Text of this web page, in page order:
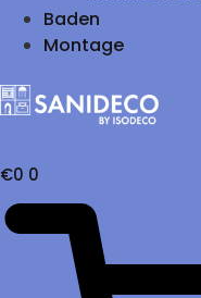
Baden
Montage
€0 0